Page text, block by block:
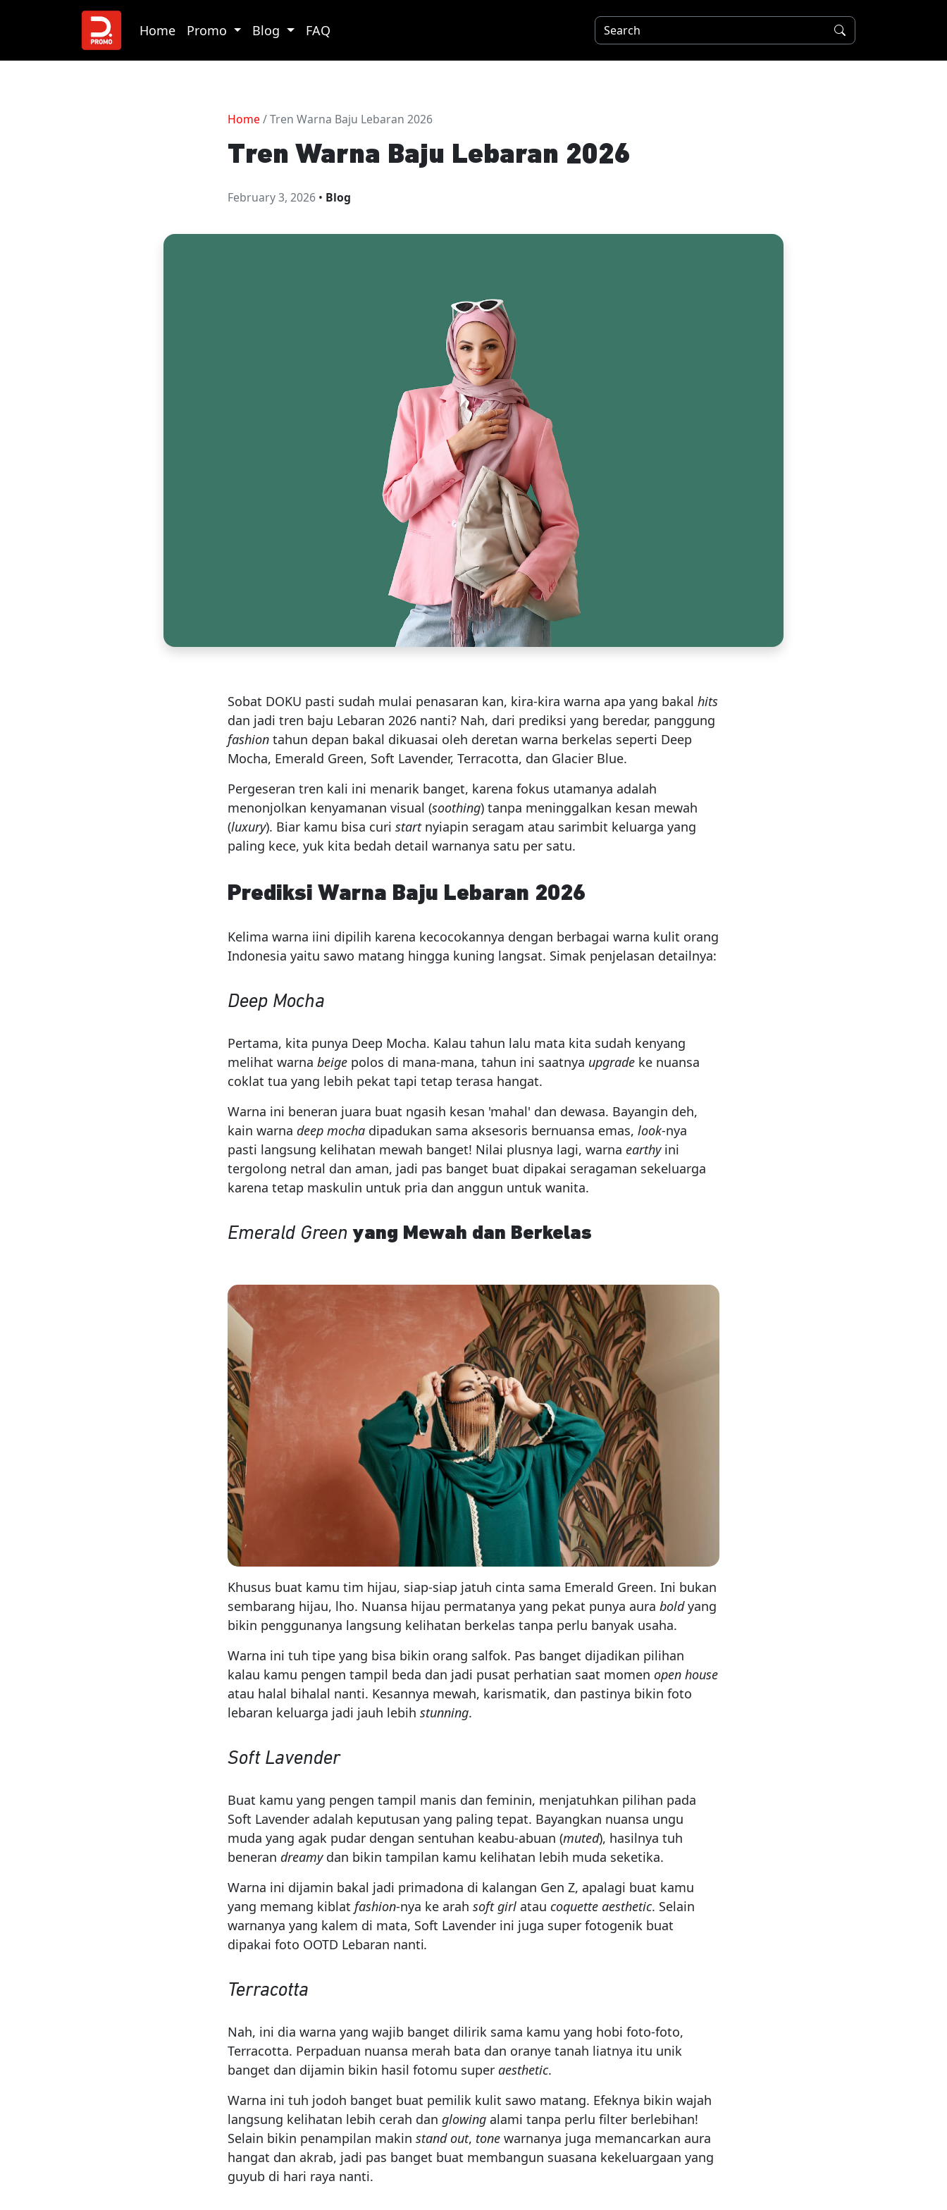
Home Promo Blog FAQ
Home / Tren Warna Baju Lebaran 2026
Tren Warna Baju Lebaran 2026
February 3, 2026• Blog
Sobat DOKU pasti sudah mulai penasaran kan, kira-kira warna apa yang bakal hits
dan jadi tren baju Lebaran 2026 nanti? Nah, dari prediksi yang beredar, panggung
fashiontahun depan bakal dikuasai oleh deretan warna berkelas seperti Deep
Mocha, Emerald Green, Soft Lavender, Terracotta, dan Glacier Blue.
Pergeseran tren kali ini menarik banget, karena fokus utamanya adalah
menonjolkan kenyamanan visual (soothing) tanpa meninggalkan kesan mewah
(luxury). Biar kamu bisa curi startnyiapin seragam atau sarimbit keluarga yang
paling kece, yuk kita bedah detail warnanya satu per satu.
Prediksi Warna Baju Lebaran 2026
Kelima warna iini dipilih karena kecocokannya dengan berbagai warna kulit orang
Indonesia yaitu sawo matang hingga kuning langsat. Simak penjelasan detailnya:
Deep Mocha
Pertama, kita punya Deep Mocha. Kalau tahun lalu mata kita sudah kenyang
melihat warna beigepolos di mana-mana, tahun ini saatnya upgradeke nuansa
coklat tua yang lebih pekat tapi tetap terasa hangat.
Warna ini beneran juara buat ngasih kesan 'mahal' dan dewasa. Bayangin deh,
kain warna deep mochadipadukan sama aksesoris bernuansa emas, look-nya
pasti langsung kelihatan mewah banget! Nilai plusnya lagi, warna earthyini
tergolong netral dan aman, jadi pas banget buat dipakai seragaman sekeluarga
karena tetap maskulin untuk pria dan anggun untuk wanita.
Emerald Green yang Mewah dan Berkelas
Khusus buat kamu tim hijau, siap-siap jatuh cinta sama Emerald Green. Ini bukan
sembarang hijau, lho. Nuansa hijau permatanya yang pekat punya aura boldyang
bikin penggunanya langsung kelihatan berkelas tanpa perlu banyak usaha.
Warna ini tuh tipe yang bisa bikin orang salfok. Pas banget dijadikan pilihan
kalau kamu pengen tampil beda dan jadi pusat perhatian saat momen open house
atau halal bihalal nanti. Kesannya mewah, karismatik, dan pastinya bikin foto
lebaran keluarga jadi jauh lebih stunning.
Soft Lavender
Buat kamu yang pengen tampil manis dan feminin, menjatuhkan pilihan pada
Soft Lavender adalah keputusan yang paling tepat. Bayangkan nuansa ungu
muda yang agak pudar dengan sentuhan keabu-abuan (muted), hasilnya tuh
beneran dreamydan bikin tampilan kamu kelihatan lebih muda seketika.
Warna ini dijamin bakal jadi primadona di kalangan Gen Z, apalagi buat kamu
yang memang kiblat fashion-nya ke arah soft girlatau coquette aesthetic. Selain
warnanya yang kalem di mata, Soft Lavender ini juga super fotogenik buat
dipakai foto OOTD Lebaran nanti.
Terracotta
Nah, ini dia warna yang wajib banget dilirik sama kamu yang hobi foto-foto,
Terracotta. Perpaduan nuansa merah bata dan oranye tanah liatnya itu unik
banget dan dijamin bikin hasil fotomu super aesthetic.
Warna ini tuh jodoh banget buat pemilik kulit sawo matang. Efeknya bikin wajah
langsung kelihatan lebih cerah dan glowingalami tanpa perlu filter berlebihan!
Selain bikin penampilan makin stand out, tonewarnanya juga memancarkan aura
hangat dan akrab, jadi pas banget buat membangun suasana kekeluargaan yang
guyub di hari raya nanti.